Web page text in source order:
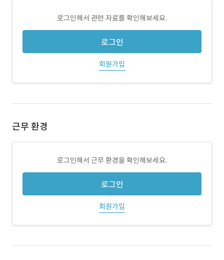
로그인해서 관련 자료를 확인해보세요.
로그인
회원가입
근무 환경
로그인해서 근무 환경을 확인해보세요.
로그인
회원가입